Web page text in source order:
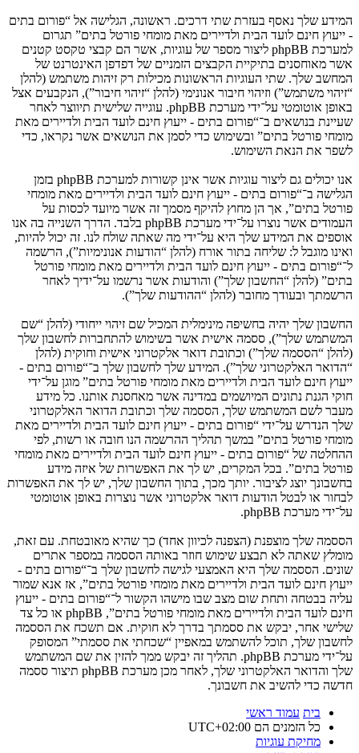
המידע שלך נאסף בעזרת שתי דרכים. ראשונה, הגלישה אל “פורום בתים
- ייעוץ חינם לועד הבית ולדיירים מאת מומחי פורטל בתים” תגרום
למערכת phpBB ליצור מספר של עוגיות, אשר הם קבצי טקסט קטנים
אשר מאוחסנים בתיקיית הקבצים הזמניים של דפדפן האינטרנט של
המחשב שלך. שתי העוגיות הראשונות מכילות רק זיהות משתמש (להלן
“זיהוי משתמש”) וזיהוי חיבור אנונימי (להלן “זיהוי חיבור”), הנקבעים אצל
באופן אוטומטי על־ידי מערכת phpBB. עוגייה שלישית תיווצר לאחר
שעיינת בנושאים ב־“פורום בתים - ייעוץ חינם לועד הבית ולדיירים מאת
מומחי פורטל בתים” ובשימוש כדי לסמן את הנושאים אשר נקראו, כדי
לשפר את הנאת השימוש.
אנו יכולים גם ליצור עוגיות אשר אינן קשורות למערכת phpBB בזמן
הגלישה ב־“פורום בתים - ייעוץ חינם לועד הבית ולדיירים מאת מומחי
פורטל בתים”, אך הן מחוץ להיקף מסמך זה אשר מיועד לכסות על
העמודים אשר נוצרו על־ידי מערכת phpBB בלבד. הדרך השנייה בה אנו
אוספים את המידע שלך היא על־ידי מה שאתה שולח לנו. זה יכול להיות,
ואינו מוגבל ל: שליחה בתור אורח (להלן “הודעות אנונימיות”), הרשמה
ל־“פורום בתים - ייעוץ חינם לועד הבית ולדיירים מאת מומחי פורטל
בתים” (להלן “החשבון שלך”) והודעות אשר נרשמו על־ידיך לאחר
הרשמתך ובעודך מחובר (להלן “ההודעות שלך”).
החשבון שלך יהיה בחשיפה מינימלית המכיל שם זיהוי ייחודי (להלן “שם
המשתמש שלך”), ססמה אישית אשר בשימוש להתחברות לחשבון שלך
(להלן “הססמה שלך”) וכתובת דואר אלקטרוני אישית וחוקית (להלן
“הדואר האלקטרוני שלך”). המידע שלך לחשבון שלך ב־“פורום בתים -
ייעוץ חינם לועד הבית ולדיירים מאת מומחי פורטל בתים” מוגן על־ידי
חוקי הגנת נתונים המיושמים במדינה אשר מאחסנת אותנו. כל מידע
מעבר לשם המשתמש שלך, הססמה שלך וכתובת הדואר האלקטרוני
שלך הנדרש על־ידי “פורום בתים - ייעוץ חינם לועד הבית ולדיירים מאת
מומחי פורטל בתים” במשך תהליך ההרשמה הנו חובה או רשות, לפי
ההחלטה של “פורום בתים - ייעוץ חינם לועד הבית ולדיירים מאת מומחי
פורטל בתים”. בכל המקרים, יש לך את האפשרות של איזה מידע
בחשבונך יוצג לציבור. יותך מכך, בתוך החשבון שלך, יש לך את האפשרות
לבחור או לבטל הודעות דואר אלקטרוני אשר נוצרות באופן אוטומטי
על־ידי מערכת phpBB.
הססמה שלך מוצפנת (הצפנה לכיוון אחד) כך שהיא מאובטחת. עם זאת,
מומלץ שאתה לא תבצע שימוש חוזר באותה הססמה במספר אתרים
שונים. הססמה שלך היא האמצעי לגישה לחשבון שלך ב־“פורום בתים -
ייעוץ חינם לועד הבית ולדיירים מאת מומחי פורטל בתים”, אז אנא שמור
עליה בבטחה ותחת שום מצב שבו מישהו הקשור ל־“פורום בתים - ייעוץ
חינם לועד הבית ולדיירים מאת מומחי פורטל בתים”, phpBB או כל צד
שלישי אחר, יבקש את ססמתך בדרך לא חוקית. אם תשכח את הססמה
לחשבון שלך, תוכל להשתמש במאפיין “שכחתי את ססמתי” המסופק
על־ידי מערכת phpBB. תהליך זה יבקש ממך להזין את שם המשתמש
שלך והדואר האלקטרוני שלך, לאחר מכן מערכת phpBB תיצור ססמה
חדשה כדי להשיב את חשבונך.
בית עמוד ראשי
כל הזמנים הם UTC+02:00
מחיקת עוגיות